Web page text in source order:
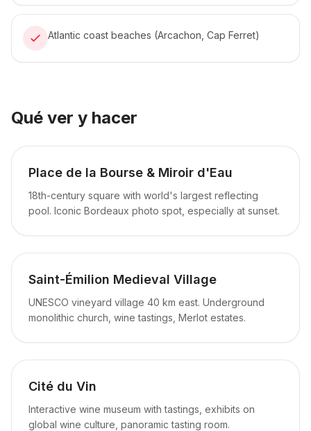
Atlantic coast beaches (Arcachon, Cap Ferret)
Qué ver y hacer
Place de la Bourse & Miroir d'Eau
18th-century square with world's largest reflecting
pool. Iconic Bordeaux photo spot, especially at sunset.
Saint-Émilion Medieval Village
UNESCO vineyard village 40 km east. Underground
monolithic church, wine tastings, Merlot estates.
Cité du Vin
Interactive wine museum with tastings, exhibits on
global wine culture, panoramic tasting room.